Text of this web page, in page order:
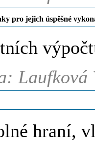
pro jejich úspěšné
hraní,